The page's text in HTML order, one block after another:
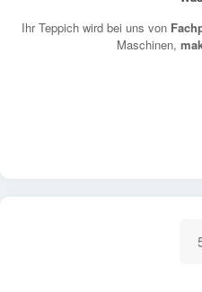
Ihr Teppich wird bei uns von
Maschinen,